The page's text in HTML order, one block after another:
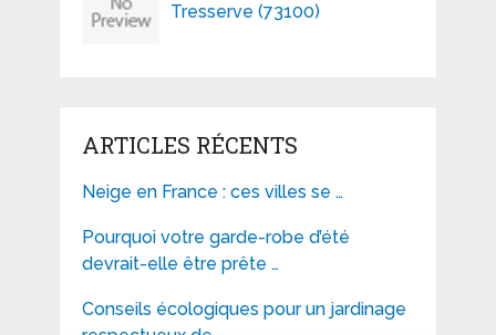
Tresserve (73100)
ARTICLES RÉCENTS
Neige en France : ces villes se …
Pourquoi votre garde-robe d’été
devrait-elle être prête …
Conseils écologiques pour un jardinage